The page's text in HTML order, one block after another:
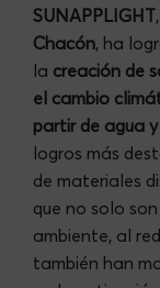
SUNAPPLIGHT
Chacón, ha
la creación de
el cambio
partir de agua
logros más
de materiales
que no solo
ambiente, al
también han